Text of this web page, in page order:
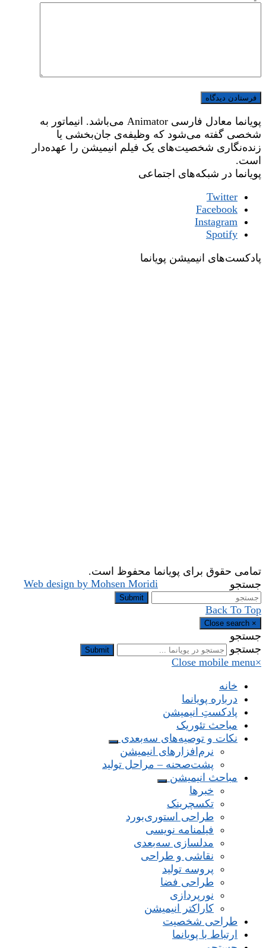
پویانما معادل فارسی Animator می‌باشد. انیماتور به
شخصی گفته می‌شود که وظیفه‌ی جان‌بخشی یا
زنده‌نگاری شخصیت‌های یک فیلم انیمیشن را عهده‌دار
است.
پویانما در شبکه‌های اجتماعی
Twitter
Facebook
Instagram
Spotify
پادکست‌های انیمیشن پویانما
تمامی حقوق برای پویانما محفوظ است.
Web design by Mohsen Moridi
جستجو
Submit
Back To Top
×
Close search
جستجو
جستجو
Submit
×
Close mobile menu
خانه
درباره پویانما
پادکستِ انیمیشن
مباحث تئوریک
نکات و توصیه‌های‌ سه‌بعدی
نرم‌افزارهای انیمیشن
پشت‌صحنه – مراحل تولید
مباحث انیمیشن
خبرها
تکسچرینک
طراحی استوری‌بورد
فیلمنامه نویسی
مدلسازی سه‌بعدی
نقاشی و طراحی
پروسه تولید
طراحی فضا
نورپردازی
کاراکتر انیمیشن
طراحی شخصیت
ارتباط با پویانما